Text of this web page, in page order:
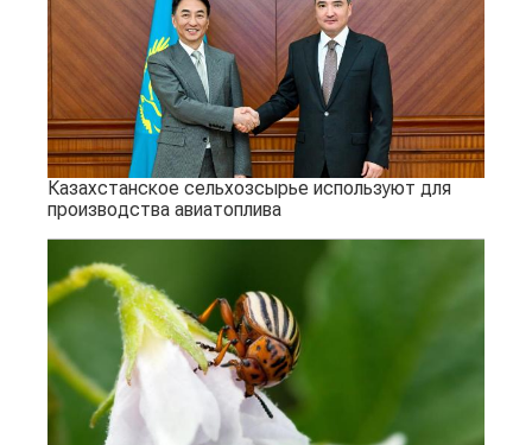
Казахстанское сельхозсырье используют для
производства авиатоплива